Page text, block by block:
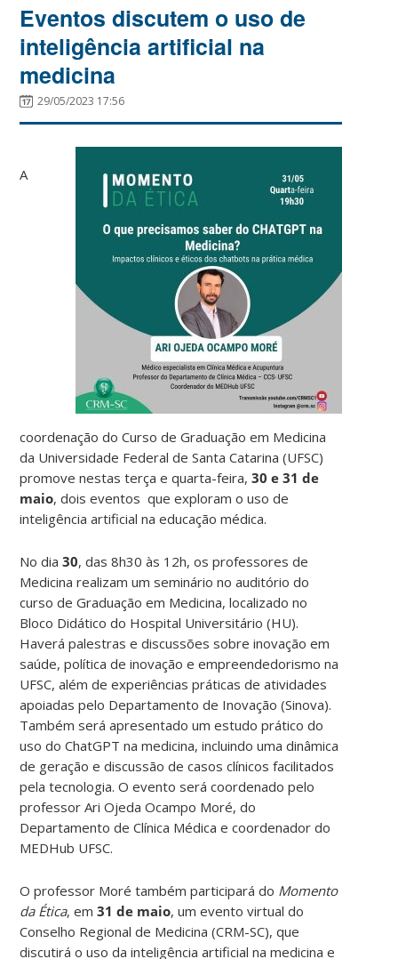
Eventos discutem o uso de
inteligência artificial na
medicina
29/05/2023 17:56
A
coordenação do Curso de Graduação em Medicina
da Universidade Federal de Santa Catarina (UFSC)
promove nestas terça e quarta-feira,30 e 31 de
maio, dois eventos que exploram o uso de
inteligência artificial na educação médica.
No dia30, das 8h30 às 12h, os professores de
Medicina realizam um seminário no auditório do
curso de Graduação em Medicina, localizado no
Bloco Didático do Hospital Universitário (HU).
Haverá palestras e discussões sobre inovação em
saúde, política de inovação e empreendedorismo na
UFSC, além de experiências práticas de atividades
apoiadas pelo Departamento de Inovação (Sinova).
Também será apresentado um estudo prático do
uso do ChatGPT na medicina, incluindo uma dinâmica
de geração e discussão de casos clínicos facilitados
pela tecnologia. O evento será coordenado pelo
professor Ari Ojeda Ocampo Moré, do
Departamento de Clínica Médica e coordenador do
MEDHub UFSC.
O professor Moré também participará do Momento
da Ética, em31 de maio, um evento virtual do
Conselho Regional de Medicina (CRM-SC), que
discutirá o uso da inteligência artificial na medicina e